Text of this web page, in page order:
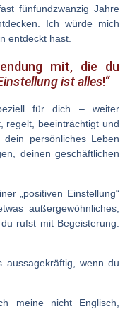
fünfundzwanzig Jahre
Ich würde mich
entdeckt hast.
mit, die du
ist alles!“
für dich – weiter
regelt, beeinträchtigt und
persönliches Leben
deinen geschäftlichen
„positiven Einstellung“
außergewöhnliches,
rufst mit Begeisterung:
aussagekräftig, wenn du
meine nicht Englisch,